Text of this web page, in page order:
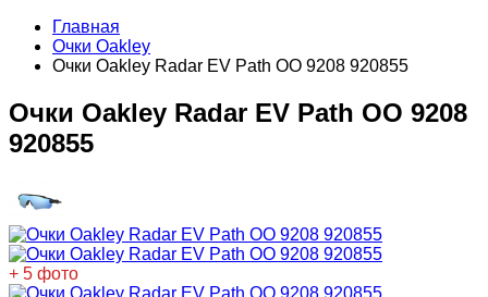
Главная
Очки Oakley
Очки Oakley Radar EV Path OO 9208 920855
Очки Oakley Radar EV Path OO 9208
920855
+ 5 фото